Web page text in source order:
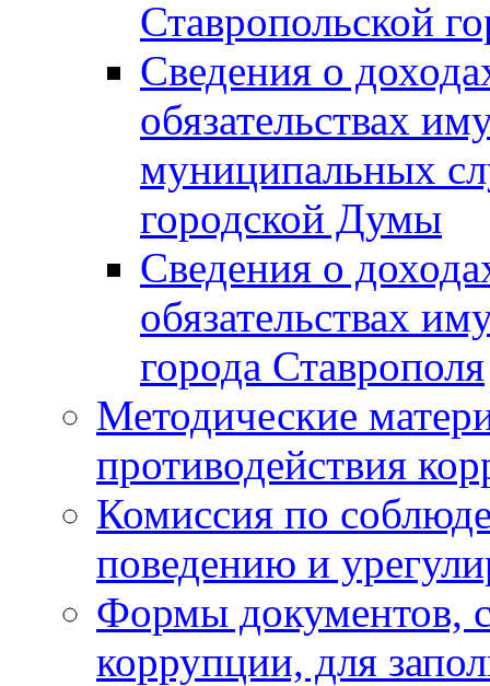
Ставропольской
Сведения о
обязательствах
муниципальных
городской Думы
Сведения о
обязательствах
города Ставрополя
Методические
противодействия
Комиссия по
поведению и
Формы документов,
коррупции, для